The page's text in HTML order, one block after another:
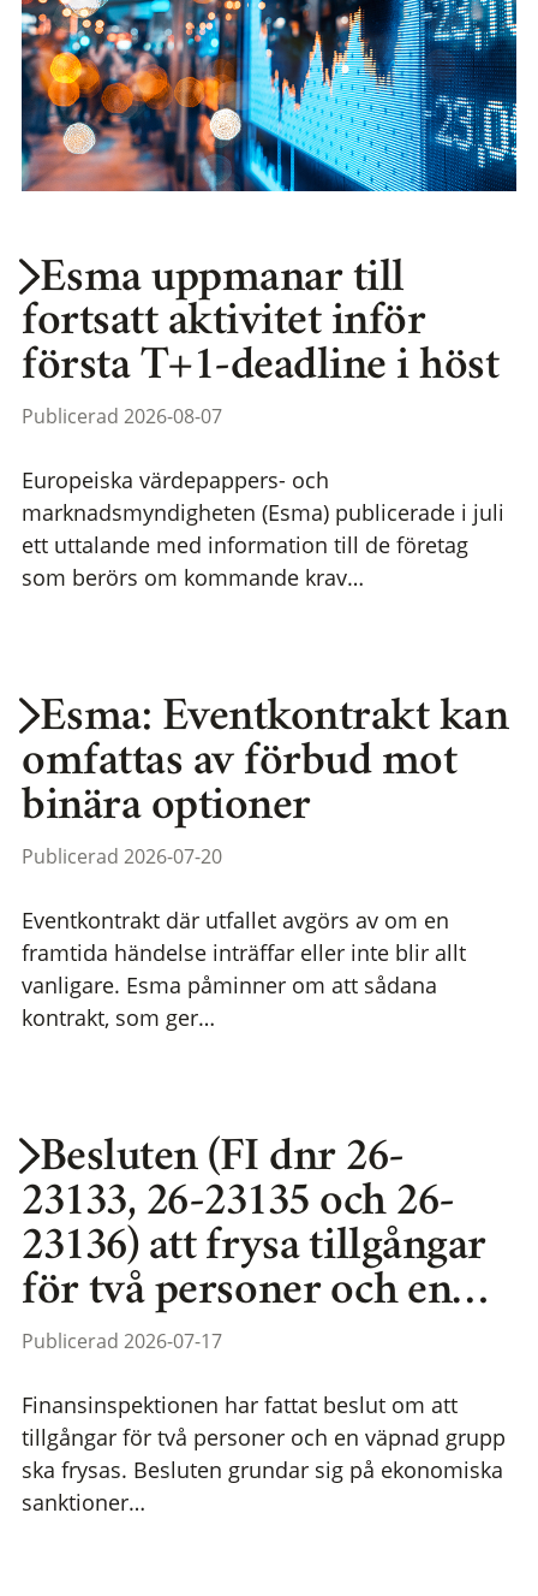
Esma uppmanar till
fortsatt aktivitet inför
första T+1-deadline i höst
Publicerad 2026-08-07
Europeiska värdepappers- och
marknadsmyndigheten (Esma) publicerade i juli
ett uttalande med information till de företag
som berörs om kommande krav…
Esma: Eventkontrakt kan
omfattas av förbud mot
binära optioner
Publicerad 2026-07-20
Eventkontrakt där utfallet avgörs av om en
framtida händelse inträffar eller inte blir allt
vanligare. Esma påminner om att sådana
kontrakt, som ger…
Besluten (FI dnr 26-
23133, 26-23135 och 26-
23136) att frysa tillgångar
för två personer och en…
Publicerad 2026-07-17
Finansinspektionen har fattat beslut om att
tillgångar för två personer och en väpnad grupp
ska frysas. Besluten grundar sig på ekonomiska
sanktioner…